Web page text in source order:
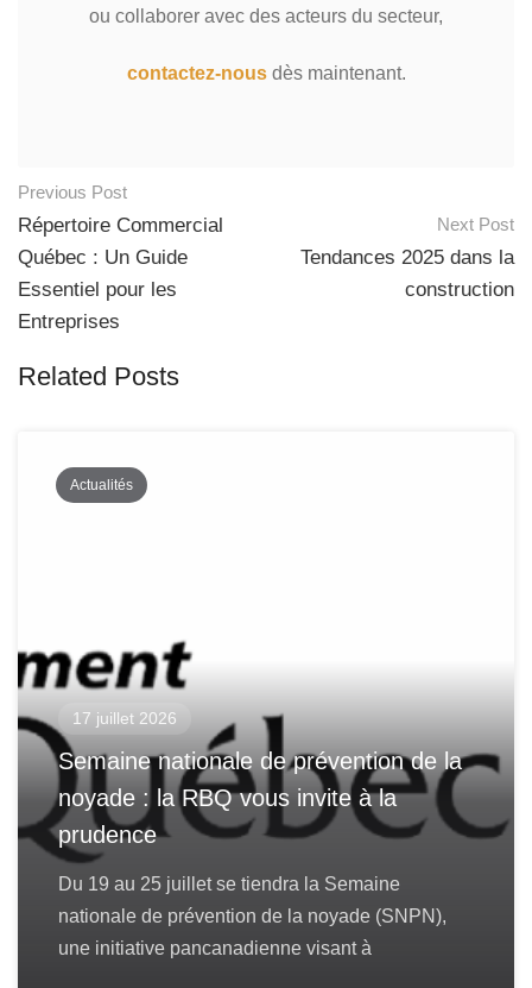
ou collaborer avec des acteurs du secteur,
contactez-nous dès maintenant.
Post
navigation
Previous Post
Répertoire Commercial
Québec : Un Guide
Essentiel pour les
Entreprises
Next Post
Tendances 2025 dans la
construction
Related Posts
Actualités
17 juillet 2026
Semaine nationale de prévention de la
noyade : la RBQ vous invite à la
prudence
Du 19 au 25 juillet se tiendra la Semaine
nationale de prévention de la noyade (SNPN),
une initiative pancanadienne visant à